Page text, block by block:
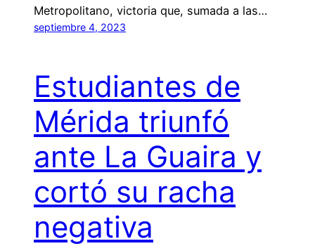
Metropolitano, victoria que, sumada a las…
septiembre 4, 2023
Estudiantes de
Mérida triunfó
ante La Guaira y
cortó su racha
negativa